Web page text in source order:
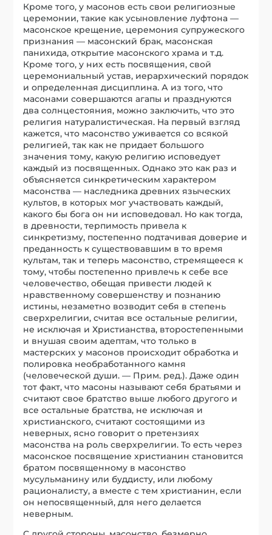
Кроме того, у масонов есть свои религиозные
церемонии, такие как усыновление луфтона —
масонское крещение, церемония супружеского
признания — масонский брак, масонская
панихида, открытие масонского храма и т.д.
Кроме того, у них есть посвящения, свой
церемониальный устав, иерархический порядок
и определенная дисциплина. А из того, что
масонами совершаются агапы и празднуются
два солнцестояния, можно заключить, что это
религия натуралистическая. На первый взгляд
кажется, что масонство уживается со всякой
религией, так как не придает большого
значения тому, какую религию исповедует
каждый из посвященных. Однако это как раз и
объясняется синкретическим характером
масонства — наследника древних языческих
культов, в которых мог участвовать каждый,
какого бы бога он ни исповедовал. Но как тогда,
в древности, терпимость привела к
синкретизму, постепенно подтачивая доверие и
преданность к существовавшим в то время
культам, так и теперь масонство, стремящееся к
тому, чтобы постепенно привлечь к себе все
человечество, обещая привести людей к
нравственному совершенству и познанию
истины, незаметно возводит себя в степень
сверхрелигии, считая все остальные религии,
не исключая и Христианства, второстепенными
и внушая своим адептам, что только в
мастерских у масонов происходит обработка и
полировка необработанного камня
(человеческой души. — Прим. ред.). Даже один
тот факт, что масоны называют себя братьями и
считают свое братство выше любого другого и
все остальные братства, не исключая и
христианского, считают состоящими из
неверных, ясно говорит о претензиях
масонства на роль сверхрелигии. То есть через
масонское посвящение христианин становится
братом посвященному в масонство
мусульманину или буддисту, или любому
рационалисту, а вместе с тем христианин, если
он непосвященный, для него делается
неверным.